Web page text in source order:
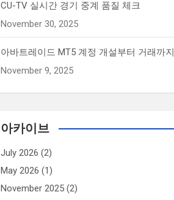
CU-TV 실시간 경기 중계 품질 체크
November 30, 2025
아바트레이드 MT5 계정 개설부터 거래까지
November 9, 2025
아카이브
July 2026 (2)
May 2026 (1)
November 2025 (2)